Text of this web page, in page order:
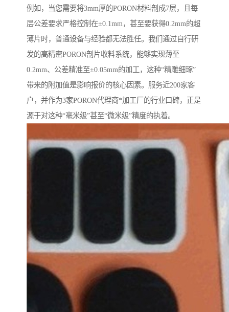
例如，当您需要将3mm厚的PORON材料剖成7层，且每
层公差要求严格控制在±0.1mm，甚至要获得0.2mm的超
薄片时，普通设备与经验都无法胜任。我们通过自行研
发的高精密PORON剖片收料系统，能够实现薄至
0.2mm、公差精准至±0.05mm的加工，这种“精雕细琢”
带来的附加值是影响报价的核心因素。服务近200家客
户，并作为3家PORON代理商*加工厂的行业口碑，正是
源于对这种“毫米级”甚至“微米级”精度的执着。